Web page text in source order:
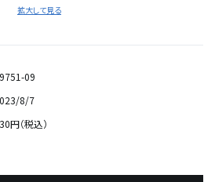
拡大して見る
09
8/7
円（税込）